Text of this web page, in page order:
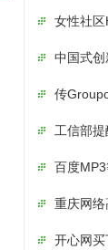
女性社
中国式
传
工信部
百度
重庆网络
开心网